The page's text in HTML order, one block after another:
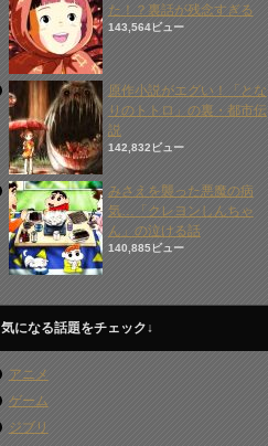
た！？裏話が残念すぎる
143,564ビュー
原作小説がエグい！「とな
りのトトロ」の裏・都市伝
説
142,832ビュー
みさえを襲った悪魔の病
気…「クレヨンしんちゃ
ん」の泣ける話
140,885ビュー
気になる話題をチェック↓
アニメ
ゲーム
ジブリ